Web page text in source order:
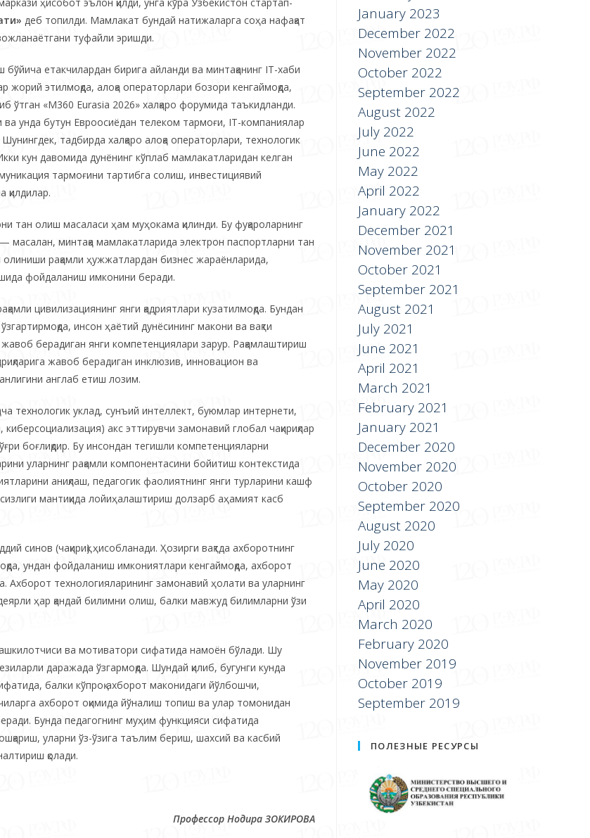
деб топилди. Мамлакат бундай натижаларга соҳа нафақат
туфайли эришди.
етакчилардан бирига айланди ва минтақанинг IT-хаби
этилмоқда, алоқа операторлари бозори кенгаймоқда,
ўтган «M360 Eurasia 2026» халқаро форумида таъкидланди.
унда бутун Евроосиёдан телеком тармоғи, IT-компаниялар
тадбирда халқаро алоқа операторлари, технологик
кун давомида дунёнинг кўплаб мамлакатларидан келган
тармоғини тартибга солиш, инвестициявий
тан олиш масаласи ҳам муҳокама қилинди. Бу фуқароларнинг
масалан, минтақа мамлакатларида электрон паспортларни тан
рақамли ҳужжатлардан бизнес жараёнларида,
фойдаланиш имконини беради.
цивилизациянинг янги қадриятлари кузатилмоқда. Бундан
инсон ҳаётий дунёсининг макони ва вақти
жавоб берадиган янги компетенциялари зарур. Рақамлаштириш
жавоб берадиган инклюзив, инновацион ва
англаб етиш лозим.
технологик уклад, сунъий интеллект, буюмлар интернети,
акс эттирувчи замонавий глобал чақириқлар
боғлиқдир. Бу инсондан тегишли компетенцияларни
уларнинг рақамли компонентасини бойитиш контекстида
аниқлаш, педагогик фаолиятнинг янги турларини кашф
мантиқида лойиҳалаштириш долзарб аҳамият касб
синов (чақириқ) ҳисобланади. Ҳозирги вақтда ахборотнинг
ундан фойдаланиш имкониятлари кенгаймоқда, ахборот
Ахборот технологияларининг замонавий ҳолати ва уларнинг
ҳар қандай билимни олиш, балки мавжуд билимларни ўзи
ва мотиватори сифатида намоён бўлади. Шу
даражада ўзгармоқда. Шундай қилиб, бугунги кунда
балки кўпроқ ахборот маконидаги йўлбошчи,
ахборот оқимида йўналиш топиш ва улар томонидан
Бунда педагогнинг муҳим функцияси сифатида
уларни ўз-ўзига таълим бериш, шахсий ва касбий
қолади.
Профессор Нодира ЗОКИРОВА
January 2023
December 2022
November 2022
October 2022
September 2022
August 2022
July 2022
June 2022
May 2022
April 2022
January 2022
December 2021
November 2021
October 2021
September 2021
August 2021
July 2021
June 2021
April 2021
March 2021
February 2021
January 2021
December 2020
November 2020
October 2020
September 2020
August 2020
July 2020
June 2020
May 2020
April 2020
March 2020
February 2020
November 2019
October 2019
September 2019
ПОЛЕЗНЫЕ РЕСУРСЫ